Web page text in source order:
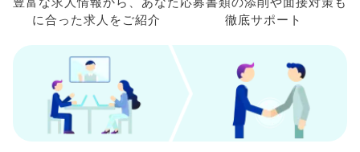
に合った求人を ご紹介
徹底サポート